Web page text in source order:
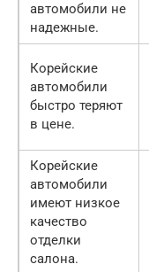
автомобили не
надежные.
Корейские
автомобили
быстро теряют
в цене.
Корейские
автомобили
имеют низкое
качество
отделки
салона.